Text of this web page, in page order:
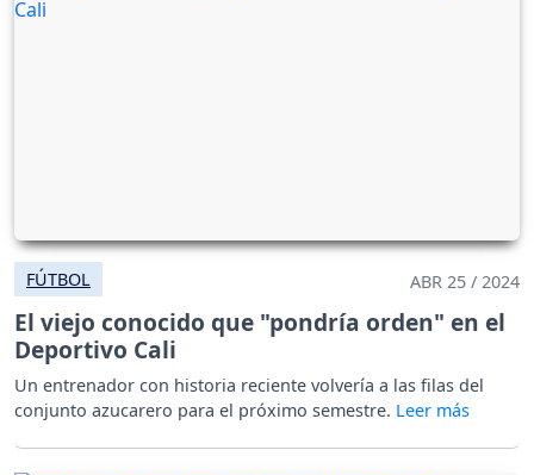
FÚTBOL ABR 25 / 2024
El viejo conocido que "pondría orden" en el
Deportivo Cali
Un entrenador con historia reciente volvería a las filas del
conjunto azucarero para el próximo semestre.